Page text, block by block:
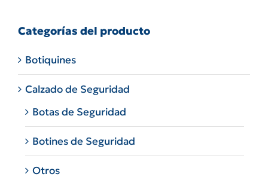
Categorías del producto
Botiquines
Calzado de Seguridad
Botas de Seguridad
Botines de Seguridad
Otros